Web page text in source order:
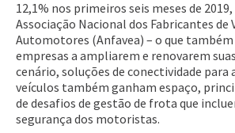
12,1% nos primeiros seis meses de
Associação Nacional dos Fabricantes de
Automotores (Anfavea) – o que
empresas a ampliarem e renovarem
cenário, soluções de conectividade para
veículos também ganham espaço,
de desafios de gestão de frota que
segurança dos motoristas.